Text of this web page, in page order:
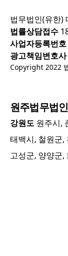
법무법인(유한)
법률상담접수
사업자등록번호
광고책임변호사
Copyright 2022
원주법무법
강원도 원주시,
태백시, 철원군,
고성군, 양양군,